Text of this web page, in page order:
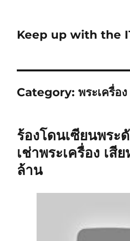
Keep up with the
Category:พระเครื่อง
ร้องโดนเซียนพระ
เช่าพระเครื่อง เสี
ล้าน